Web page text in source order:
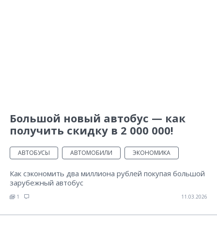
Большой новый автобус — как
получить скидку в 2 000 000!
АВТОБУСЫ АВТОМОБИЛИ ЭКОНОМИКА
Как сэкономить два миллиона рублей покупая большой
зарубежный автобус
1 11.03.2026